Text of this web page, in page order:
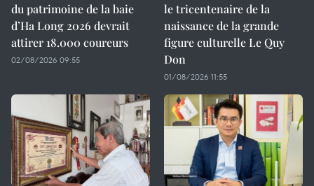
du patrimoine de la baie
d’Ha Long 2026 devrait
attirer 18.000 coureurs
02/08/2026 09:55
le tricentenaire de la
naissance de la grande
figure culturelle Le Quy
Don
01/08/2026 11:55